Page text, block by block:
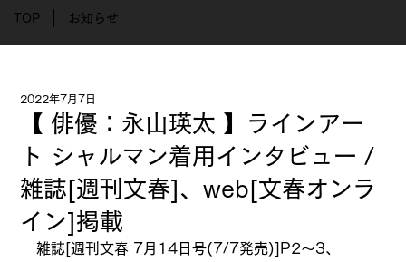
TOP お知らせ
【 俳優：永山瑛太 】ラインアー
ト シャルマン着用インタビュー /
雑誌[週刊文春]、web[文春オンラ
イン]掲載
2022年7月7日
雑誌[週刊文春 7月14日号(7/7発売)]P2～3、